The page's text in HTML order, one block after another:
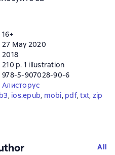
16+
27 May 2020
2018
210 p. 1 illustration
978-5-907028-90-6
Алисторус
, ios.epub, mobi, pdf, txt, zip
All